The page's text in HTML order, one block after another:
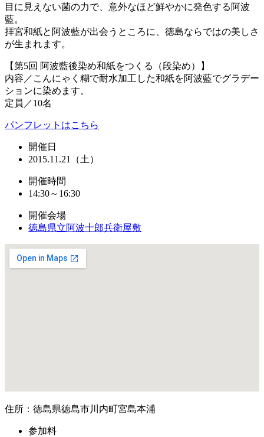
目に見えない菌の力で、意外なほど鮮やかに発色する阿波
藍。
拝宮和紙と阿波藍が出会うところに、徳島ならではの美しさ
が生まれます。
【第5回 阿波藍後染め和紙をつくる（段染め）】
内容／こんにゃく糊で耐水加工した和紙を阿波藍でグラデー
ションに染めます。
定員／10名
パンフレットはこちら
開催日
2015.11.21（土）
開催時間
14:30～16:30
開催会場
徳島県立阿波十郎兵衛屋敷
住所：徳島県徳島市川内町宮島本浦
参加料